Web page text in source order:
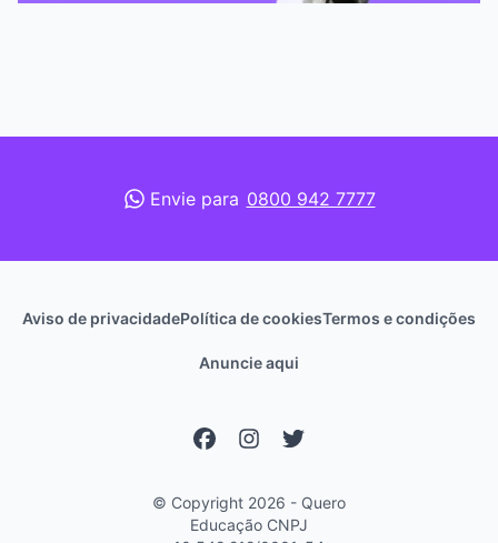
Envie para 0800 942 7777
Aviso de privacidadePolítica de cookiesTermos e condições
Anuncie aqui
© Copyright 2026 - Quero
Educação CNPJ